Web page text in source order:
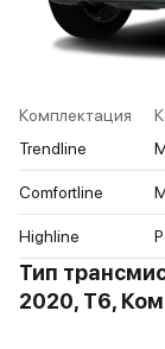
Комплектация
Trendline
Comfortline
Highline
Тип
2020, T6,